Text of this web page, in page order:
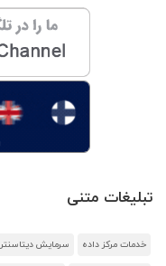
تبلیغات متنی
خدمات مرکز داده سرمایش دیتاسنتر